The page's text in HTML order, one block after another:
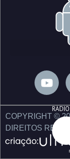
Y
o
t
u
b
e
COPYRIGHT ©
DIREITOS